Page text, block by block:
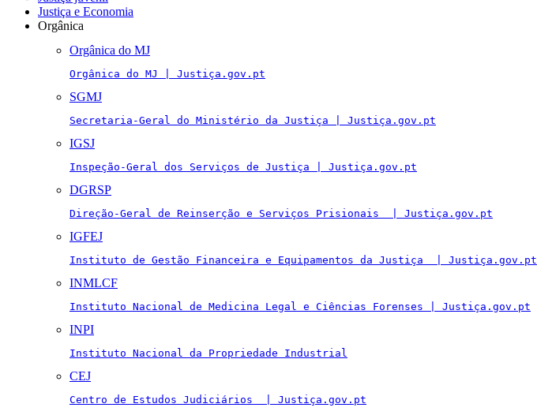
Justiça e Economia
Orgânica
Orgânica do MJ
Orgânica do MJ | Justiça.gov.pt
SGMJ
Secretaria-Geral do Ministério da Justiça | Justiça.gov.pt
IGSJ
Inspeção-Geral dos Serviços de Justiça | Justiça.gov.pt
DGRSP
Direção-Geral de Reinserção e Serviços Prisionais  | Justiça.gov.pt
IGFEJ
Instituto de Gestão Financeira e Equipamentos da Justiça  | Justiça.gov.pt
INMLCF
Instituto Nacional de Medicina Legal e Ciências Forenses | Justiça.gov.pt
INPI
Instituto Nacional da Propriedade Industrial
CEJ
Centro de Estudos Judiciários  | Justiça.gov.pt